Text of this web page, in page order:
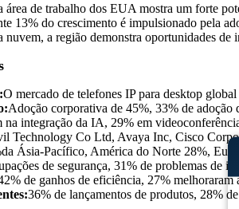
de trabalho dos EUA mostra um forte
13% do crescimento é impulsionado pela
nuvem, a região demonstra oportunidades de
O mercado de telefones IP para desktop
Adoção corporativa de 45%, 33% de
na integração da IA, 29% em
Technology Co Ltd, Avaya Inc, Cisco
Ásia-Pacífico, América do Norte 28%,
de segurança, 31% de problemas de
de ganhos de eficiência, 27% melhoraram
36% de lançamentos de produtos, 28%